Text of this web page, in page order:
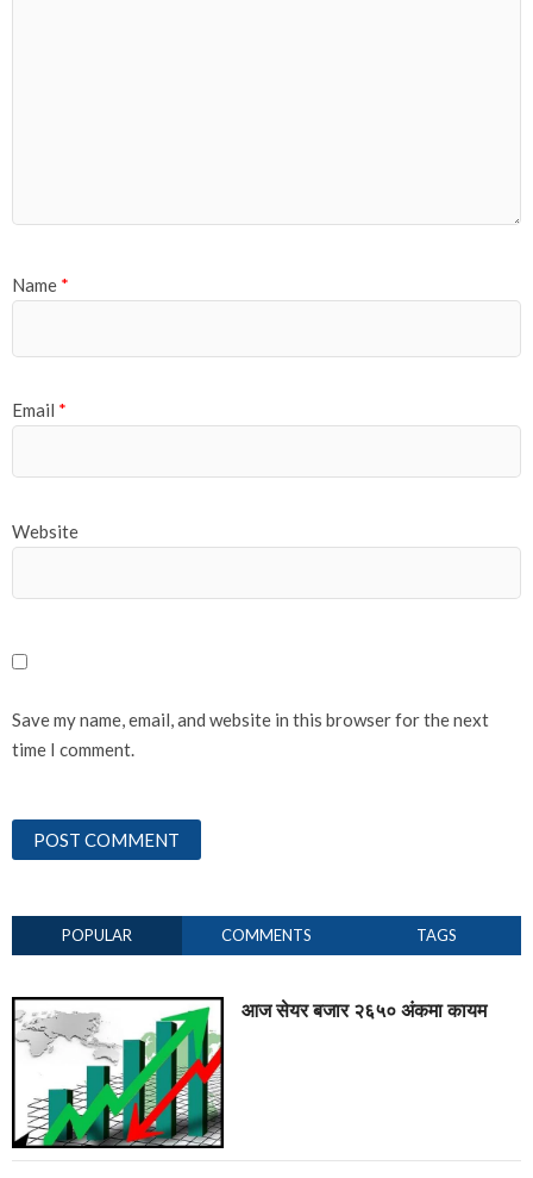
Name *
Email *
Website
Save my name, email, and website in this browser for the next
time I comment.
POPULAR COMMENTS TAGS
आज सेयर बजार २६५० अंकमा कायम